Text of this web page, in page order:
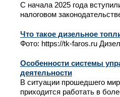
С начала 2025 года
налоговом
Что такое дизельное
Фото: https://tk-faros.ru
Особенности системы
деятельности
В ситуации прошедшего
приходится работать в